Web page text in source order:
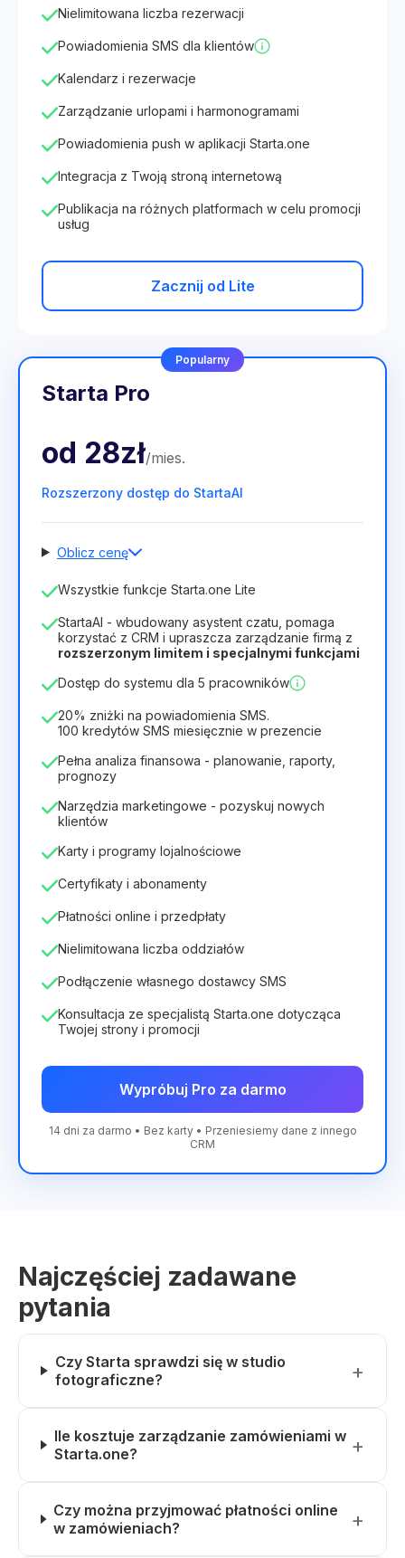
Nielimitowana liczba rezerwacji
Powiadomienia SMS dla klientów
Kalendarz i rezerwacje
Zarządzanie urlopami i harmonogramami
Powiadomienia push w aplikacji Starta.one
Integracja z Twoją stroną internetową
Publikacja na różnych platformach w celu promocji
usług
Zacznij od Lite
Popularny
Starta Pro
od 28zł/mies.
Rozszerzony dostęp do StartaAI
Oblicz cenę
Liczba pracowników
Czas trwania licencji
12 Months(zniżka -25%) Opłacalny
40zł28zł miesiąc
336zł za 12 Months
Wszystkie funkcje Starta.one Lite
StartaAI - wbudowany asystent czatu, pomaga
korzystać z CRM i upraszcza zarządzanie firmą z
rozszerzonym limitem i specjalnymi funkcjami
Dostęp do systemu dla 5 pracowników
20% zniżki na powiadomienia SMS.
100 kredytów SMS miesięcznie w prezencie
Pełna analiza finansowa - planowanie, raporty,
prognozy
Narzędzia marketingowe - pozyskuj nowych
klientów
Karty i programy lojalnościowe
Certyfikaty i abonamenty
Płatności online i przedpłaty
Nielimitowana liczba oddziałów
Podłączenie własnego dostawcy SMS
Konsultacja ze specjalistą Starta.one dotycząca
Twojej strony i promocji
Wypróbuj Pro za darmo
14 dni za darmo • Bez karty • Przeniesiemy dane z innego
CRM
Najczęściej zadawane
pytania
Czy Starta sprawdzi się w studio
fotograficzne?
Ile kosztuje zarządzanie zamówieniami w
Starta.one?
Czy można przyjmować płatności online
w zamówieniach?